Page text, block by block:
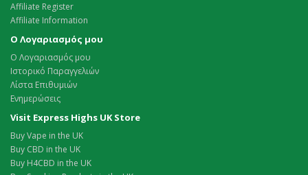
Affiliate Register
Affiliate Information
Ο Λογαριασμός μου
Ο Λογαριασμός μου
Ιστορικό Παραγγελιών
Λίστα Επιθυμιών
Ενημερώσεις
Visit Express Highs UK Store
Buy Vape in the UK
Buy CBD in the UK
Buy H4CBD in the UK